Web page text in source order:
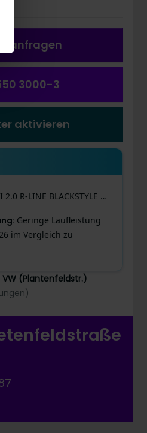
anfragen
3000-3
aktivieren
LINE BLACKSTYLE PANO CAM
: Geringe Laufleistung
im Vergleich zu
(Plantenfeldstr.)
)